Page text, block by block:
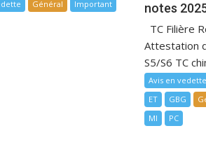
Général
Important
notes
TC Filière
Attestation
S5/S6 TC
Avis en vedette
ET
GBG
MI
PC